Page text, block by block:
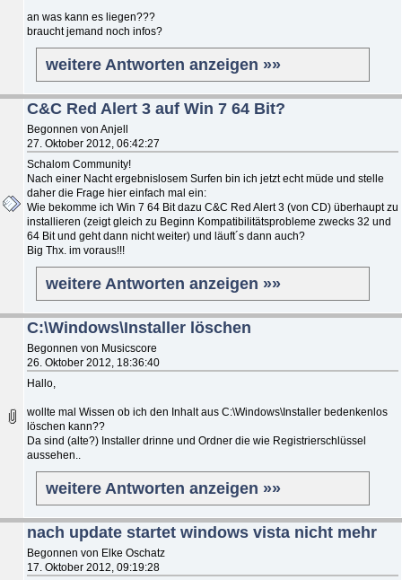
an was kann es liegen???
braucht jemand noch infos?
weitere Antworten anzeigen »»
C&C Red Alert 3 auf Win 7 64 Bit?
Begonnen von Anjell
27. Oktober 2012, 06:42:27
Schalom Community!
Nach einer Nacht ergebnislosem Surfen bin ich jetzt echt müde und stelle
daher die Frage hier einfach mal ein:
Wie bekomme ich Win 7 64 Bit dazu C&C Red Alert 3 (von CD) überhaupt zu
installieren (zeigt gleich zu Beginn Kompatibilitätsprobleme zwecks 32 und
64 Bit und geht dann nicht weiter) und läuft´s dann auch?
Big Thx. im voraus!!!
weitere Antworten anzeigen »»
C:\Windows\Installer löschen
Begonnen von Musicscore
26. Oktober 2012, 18:36:40
Hallo,
wollte mal Wissen ob ich den Inhalt aus C:\Windows\Installer bedenkenlos
löschen kann??
Da sind (alte?) Installer drinne und Ordner die wie Registrierschlüssel
aussehen..
weitere Antworten anzeigen »»
nach update startet windows vista nicht mehr
Begonnen von Elke Oschatz
17. Oktober 2012, 09:19:28